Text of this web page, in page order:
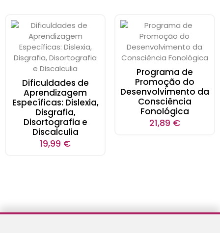
Dificuldades de
Aprendizagem
Específicas: Dislexia,
Disgrafia,
Disortografia e
Discalculia
19,99 €
Programa de
Promoção do
Desenvolvimento da
Consciência
Fonológica
21,89 €